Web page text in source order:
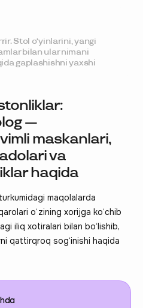
—
maskanlari,
va
haqida
maqolalarda
o‘zining xorijga ko‘chib
iliq xotiralari bilan bo‘lishib,
qattirqroq sog‘inishi haqida
Stol o‘yinlarini, yangi
bilan ular nimani
gaplashishni yaxshi